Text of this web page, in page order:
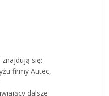
się:
firmy Autec,
dalsze